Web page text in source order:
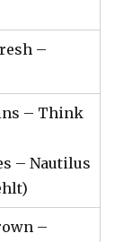
–
– Think
– Nautilus
–